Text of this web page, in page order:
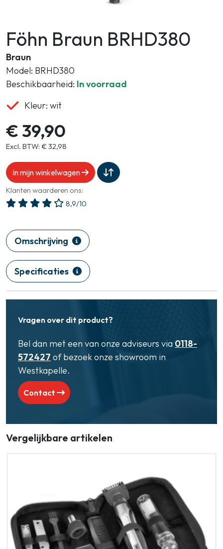
Föhn Braun BRHD380
Braun
Model: BRHD380
Beschikbaarheid: In voorraad
Kleur: wit
€ 39,90
Excl. BTW: € 32,98
In mijn winkelwagen
Klanten waarderen ons:
8,9/10
Omschrijving
Specificaties
Vragen over dit product?
Bel dan met een van onze adviseurs via 0118-
572427 of bezoek onze showroom in
Westkapelle.
Contact
Vergelijkbare artikelen